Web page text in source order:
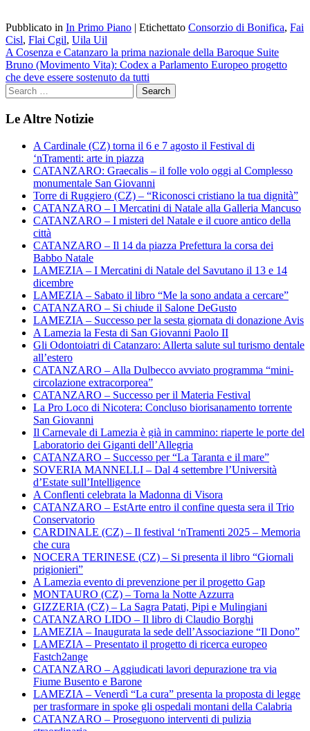
Pubblicato in In Primo Piano | Etichettato Consorzio di Bonifica, Fai
Cisl, Flai Cgil, Uila Uil
Navigazione
articoli
A Cosenza e Catanzaro la prima nazionale della Baroque Suite
Bruno (Movimento Vita): Codex a Parlamento Europeo progetto
che deve essere sostenuto da tutti
Le Altre Notizie
A Cardinale (CZ) torna il 6 e 7 agosto il Festival di
‘nTramenti: arte in piazza
CATANZARO: Graecalis – il folle volo oggi al Complesso
monumentale San Giovanni
Torre di Ruggiero (CZ) – “Riconosci cristiano la tua dignità”
CATANZARO – I Mercatini di Natale alla Galleria Mancuso
CATANZARO – I misteri del Natale e il cuore antico della
città
CATANZARO – Il 14 da piazza Prefettura la corsa dei
Babbo Natale
LAMEZIA – I Mercatini di Natale del Savutano il 13 e 14
dicembre
LAMEZIA – Sabato il libro “Me la sono andata a cercare”
CATANZARO – Si chiude il Salone DeGusto
LAMEZIA – Successo per la sesta giornata di donazione Avis
A Lamezia la Festa di San Giovanni Paolo II
Gli Odontoiatri di Catanzaro: Allerta salute sul turismo dentale
all’estero
CATANZARO – Alla Dulbecco avviato programma “mini-
circolazione extracorporea”
CATANZARO – Successo per il Materia Festival
La Pro Loco di Nicotera: Concluso biorisanamento torrente
San Giovanni
Il Carnevale di Lamezia è già in cammino: riaperte le porte del
Laboratorio dei Giganti dell’Allegria
CATANZARO – Successo per “La Taranta e il mare”
SOVERIA MANNELLI – Dal 4 settembre l’Università
d’Estate sull’Intelligence
A Conflenti celebrata la Madonna di Visora
CATANZARO – EstArte entro il confine questa sera il Trio
Conservatorio
CARDINALE (CZ) – Il festival ‘nTramenti 2025 – Memoria
che cura
NOCERA TERINESE (CZ) – Si presenta il libro “Giornali
prigionieri”
A Lamezia evento di prevenzione per il progetto Gap
MONTAURO (CZ) – Torna la Notte Azzurra
GIZZERIA (CZ) – La Sagra Patati, Pipi e Mulingiani
CATANZARO LIDO – Il libro di Claudio Borghi
LAMEZIA – Inaugurata la sede dell’Associazione “Il Dono”
LAMEZIA – Presentato il progetto di ricerca europeo
Fastch2ange
CATANZARO – Aggiudicati lavori depurazione tra via
Fiume Busento e Barone
LAMEZIA – Venerdì “La cura” presenta la proposta di legge
per trasformare in spoke gli ospedali montani della Calabria
CATANZARO – Proseguono interventi di pulizia